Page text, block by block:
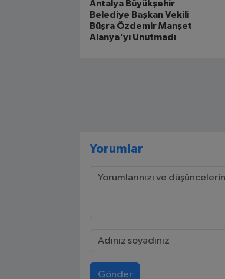
Antalya Büyükşehir
Belediye Başkan Vekili
Büşra Özdemir Manşet
Alanya'yı Unutmadı
Yorumlar
Gönder